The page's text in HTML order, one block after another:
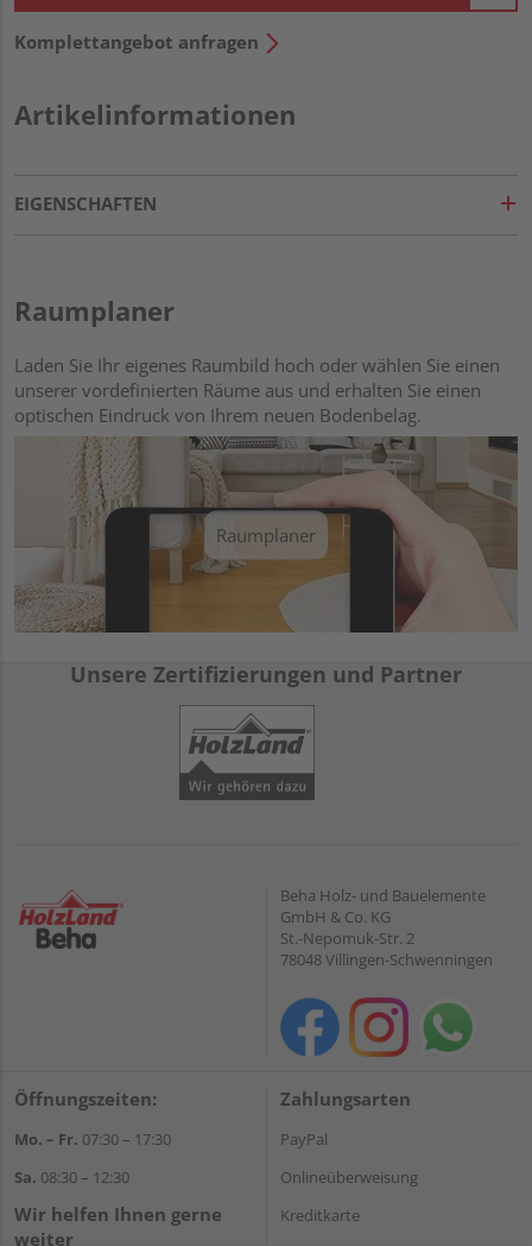
Komplettangebot anfragen
Artikelinformationen
EIGENSCHAFTEN
Raumplaner
Laden Sie Ihr eigenes Raumbild hoch oder wählen Sie einen
unserer vordefinierten Räume aus und erhalten Sie einen
optischen Eindruck von Ihrem neuen Bodenbelag.
Raumplaner
Unsere Zertifizierungen und Partner
Beha Holz- und Bauelemente
GmbH & Co. KG
St.-Nepomuk-Str. 2
78048 Villingen-Schwenningen
Öffnungszeiten:
Mo. – Fr. 07:30 – 17:30
Sa. 08:30 – 12:30
Wir helfen Ihnen gerne
weiter
Zahlungsarten
PayPal
Onlineüberweisung
Kreditkarte